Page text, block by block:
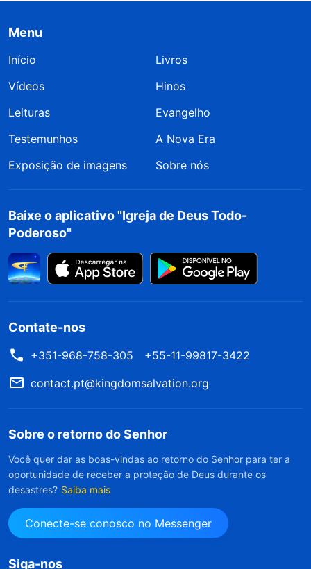
Menu
Início
Livros
Vídeos
Hinos
Leituras
Evangelho
Testemunhos
A Nova Era
Exposição de imagens
Sobre nós
Baixe o aplicativo "Igreja de Deus Todo-
Poderoso"
Contate-nos
+351-968-758-305
+55-11-99817-3422
contact.pt@kingdomsalvation.org
Sobre o retorno do Senhor
Você quer dar as boas-vindas ao retorno do Senhor para ter a
oportunidade de receber a proteção de Deus durante os
desastres? Saiba mais
Conecte-se conosco no Messenger
Siga-nos